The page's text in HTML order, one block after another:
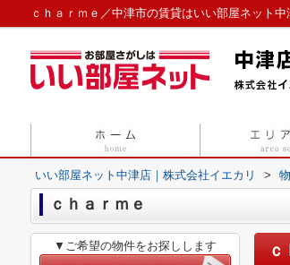
ｃｈａｒｍｅ／中津市の賃貸はいい部屋ネット
いい部屋ネット中津店｜株式会社イエカリ >
ｃｈａｒｍｅ
▼ご希望の物件をお探しします